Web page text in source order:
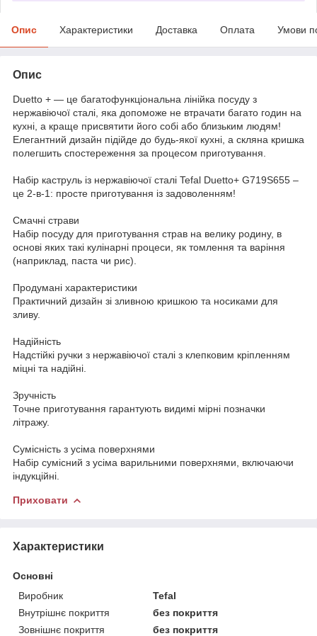
Опис Характеристики Доставка Оплата Умови
Опис
Duetto + — це багатофункціональна лінійка посуду з
нержавіючої сталі, яка допоможе не втрачати багато годин на
кухні, а краще присвятити його собі або близьким людям!
Елегантний дизайн підійде до будь-якої кухні, а скляна кришка
полегшить спостереження за процесом приготування.
Набір каструль із нержавіючої сталі Tefal Duetto+ G719S655 –
це 2-в-1: просте приготування із задоволенням!
Смачні страви
Набір посуду для приготування страв на велику родину, в
основі яких такі кулінарні процеси, як томлення та варіння
(наприклад, паста чи рис).
Продумані характеристики
Практичний дизайн зі зливною кришкою та носиками для
зливу.
Надійність
Надстійкі ручки з нержавіючої сталі з клепковим кріпленням
міцні та надійні.
Зручність
Точне приготування гарантують видимі мірні позначки
літражу.
Сумісність з усіма поверхнями
Набір сумісний з усіма варильними поверхнями, включаючи
індукційні.
Приховати
Характеристики
Основні
Виробник
Tefal
Внутрішнє покриття
без покриття
Зовнішнє покриття
без покриття